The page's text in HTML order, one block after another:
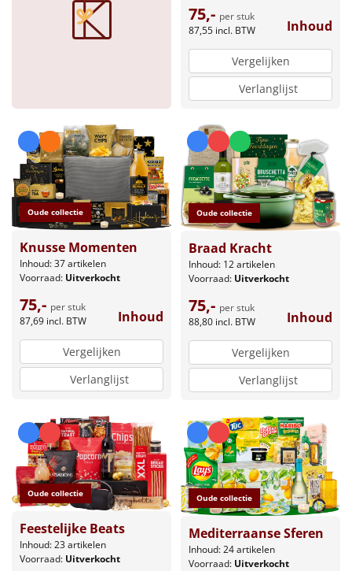
75,- per stuk
87,55 incl. BTW Inhoud
Vergelijken
Verlanglijst
Oude collectie
Knusse Momenten
Inhoud: 37 artikelen
Voorraad: Uitverkocht
75,- per stuk
87,69 incl. BTW Inhoud
Vergelijken
Verlanglijst
Oude collectie
Braad Kracht
Inhoud: 12 artikelen
Voorraad: Uitverkocht
75,- per stuk
88,80 incl. BTW Inhoud
Vergelijken
Verlanglijst
Oude collectie
Feestelijke Beats
Inhoud: 23 artikelen
Voorraad: Uitverkocht
Oude collectie
Mediterraanse Sferen
Inhoud: 24 artikelen
Voorraad: Uitverkocht